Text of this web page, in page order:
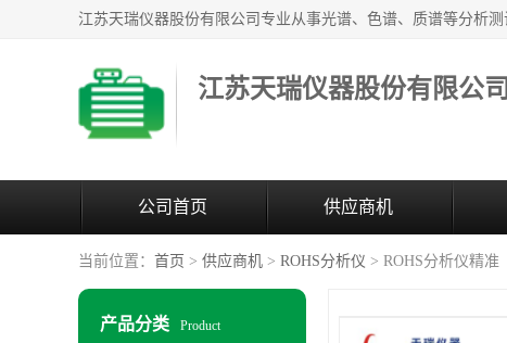
江苏天瑞仪器股份有限公司
公司首页 供应商机
当前位置： 首页 > 供应商机 > ROHS分析仪 > ROHS分析仪精准
产品分类 Product